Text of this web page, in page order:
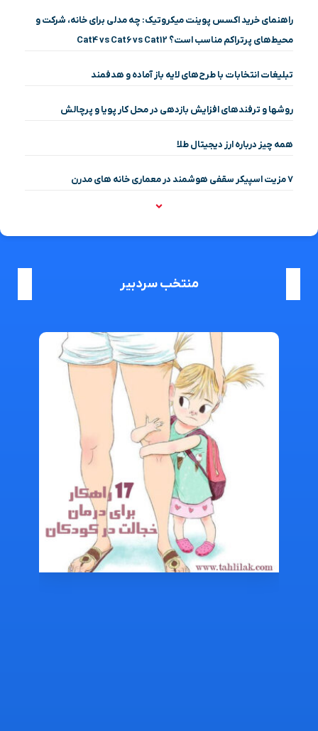
راهنمای خرید اکسس پوینت میکروتیک: چه مدلی برای خانه، شرکت و
محیط‌های پرتراکم مناسب است؟ Cat4 vs Cat6 vs Cat12
تبلیغات انتخابات با طرح‌های لایه باز آماده و هدفمند
روشها و ترفندهای افزایش بازدهی در محل کار پویا و پرچالش
همه چیز درباره ارز دیجیتال طلا
۷ مزیت اسپیکر سقفی هوشمند در معماری خانه‌ های مدرن
منتخب سردبیر